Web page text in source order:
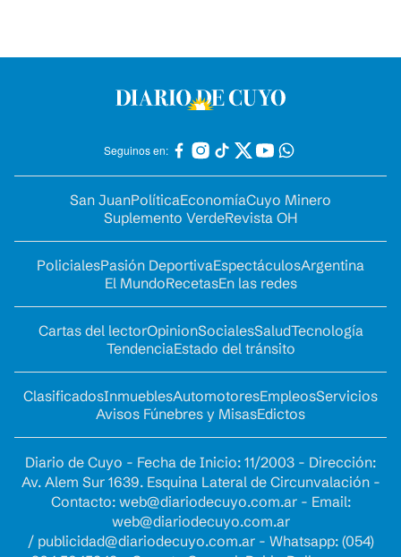
Seguinos en:
San JuanPolíticaEconomíaCuyo Minero
Suplemento VerdeRevista OH
PolicialesPasión DeportivaEspectáculosArgentina
El MundoRecetasEn las redes
Cartas del lectorOpinionSocialesSaludTecnología
TendenciaEstado del tránsito
ClasificadosInmueblesAutomotoresEmpleosServicios
Avisos Fúnebres y MisasEdictos
Diario de Cuyo - Fecha de Inicio: 11/2003 - Dirección:
Av. Alem Sur 1639. Esquina Lateral de Circunvalación -
Contacto: web@diariodecuyo.com.ar- Email:
web@diariodecuyo.com.ar
/ publicidad@diariodecuyo.com.ar- Whatsapp: (054)